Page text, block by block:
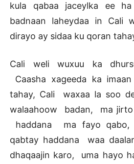
kula qabaa jaceylka ee
badnaan laheydaa in Cali
dirayo ay sidaa ku qoran
Cali weli wuxuu ka
Caasha xageeda ka
tahay, Cali waxaa la soo
walaahoow badan, ma jirto
haddana ma fayo
qabtay haddana waa
dhaqaajin karo, uma hayo